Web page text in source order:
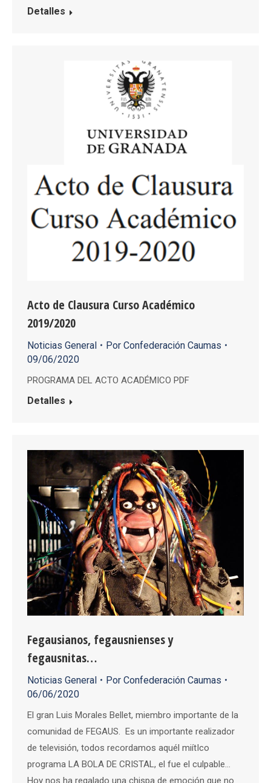
Detalles
Acto de Clausura Curso Académico
2019/2020
Noticias General Por Confederación Caumas
09/06/2020
PROGRAMA DEL ACTO ACADÉMICO PDF
Detalles
Fegausianos, fegausnienses y
fegausnitas…
Noticias General Por Confederación Caumas
06/06/2020
El gran Luis Morales Bellet, miembro importante de la
comunidad de FEGAUS. Es un importante realizador
de televisión, todos recordamos aquél miítIco
programa LA BOLA DE CRISTAL, el fue el culpable…
Hoy nos ha regalado una chispa de emoción que no